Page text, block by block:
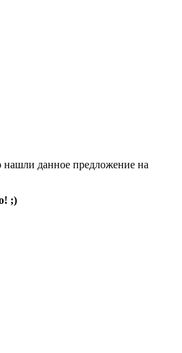
нашли данное предложение на
;)